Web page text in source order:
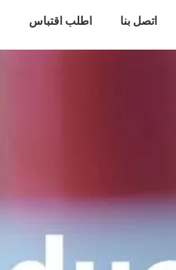
اتصل بنا اطلب اقتباس